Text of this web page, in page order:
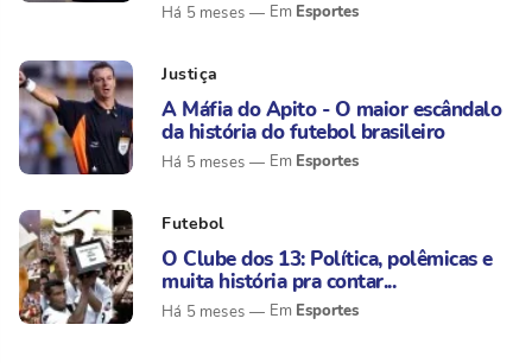
Há 5 meses Esportes
Justiça
A Máfia do Apito - O maior escândalo
da história do futebol brasileiro
Há 5 meses Esportes
Futebol
O Clube dos 13: Política, polêmicas e
muita história pra contar...
Há 5 meses Esportes